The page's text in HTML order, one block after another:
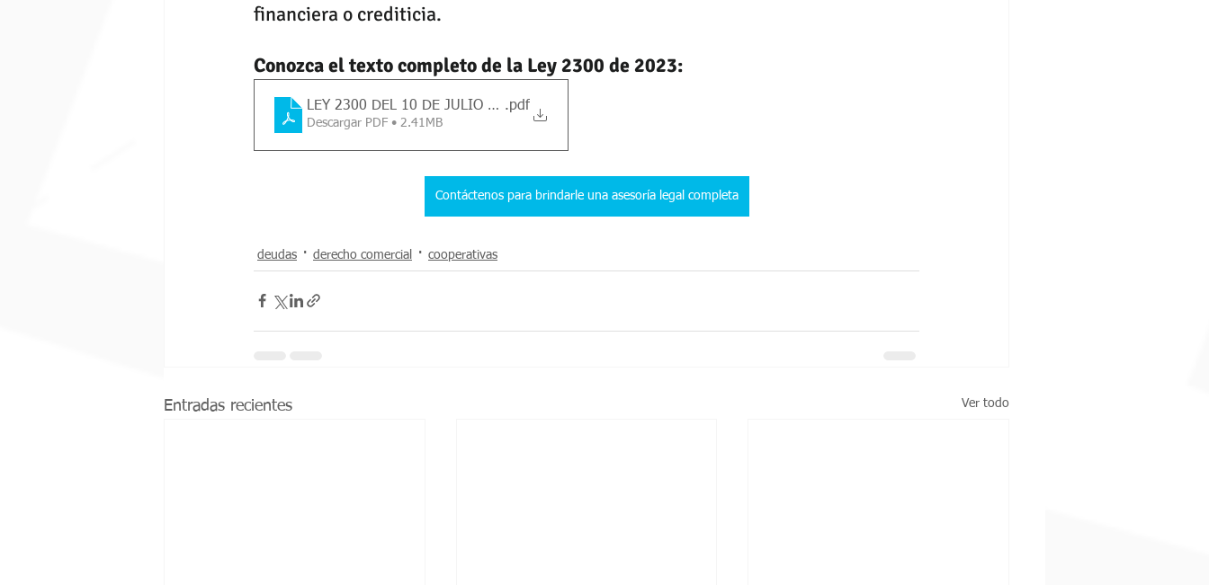
financiera o crediticia.
Conozca el texto completo de la Ley 2300 de 2023:
LEY 2300 DEL 10 DE JULIO DE 2023
.pdf
Descargar PDF • 2.41MB
Contáctenos para brindarle una asesoría legal completa
deudas derecho comercial cooperativas
Entradas recientes Ver todo